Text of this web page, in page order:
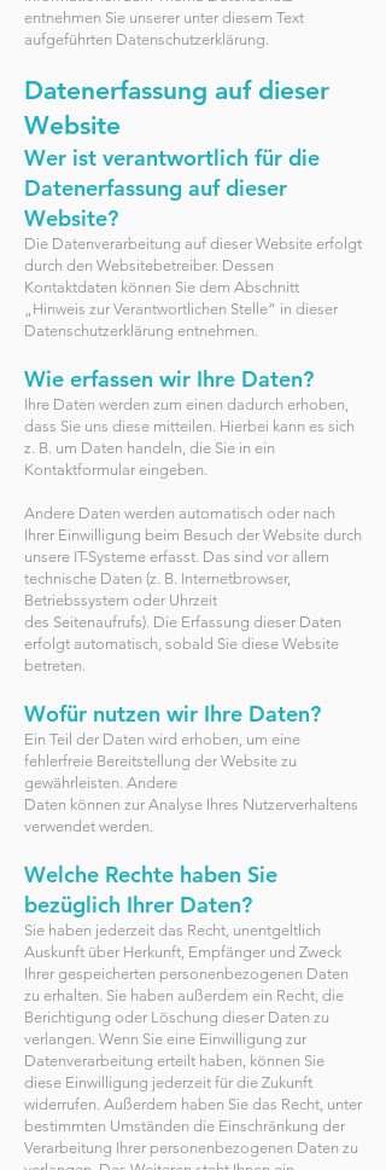
entnehmen Sie unserer unter diesem Text
aufgeführten Datenschutzerklärung.
Datenerfassung auf dieser
Website
Wer ist verantwortlich für die
Datenerfassung aufdieser
Website?
Die Datenverarbeitung auf dieser Website erfolgt
durch den Websitebetreiber. Dessen
Kontaktdaten können Sie dem Abschnitt
„Hinweis zur Verantwortlichen Stelle“ in dieser
Datenschutzerklärung entnehmen.
Wie erfassen wir Ihre Daten?
Ihre Daten werden zum einen dadurch erhoben,
dass Sie uns diese mitteilen. Hierbei kann es sich
z. B. um Daten handeln, die Sie in ein
Kontaktformular eingeben.
Andere Daten werden automatisch oder nach
Ihrer Einwilligung beim Besuch der Website durch
unsere IT-Systeme erfasst. Das sind vor allem
technische Daten (z. B. Internetbrowser,
Betriebssystem oder Uhrzeit
des Seitenaufrufs). Die Erfassung dieser Daten
erfolgt automatisch, sobald Sie diese Website
betreten.
Wofür nutzen wir Ihre Daten?
Ein Teil der Daten wird erhoben, um eine
fehlerfreie Bereitstellung der Website zu
gewährleisten. Andere
Daten können zur Analyse Ihres Nutzerverhaltens
verwendet werden.
Welche Rechte haben Sie
bezüglich Ihrer Daten?
Sie haben jederzeit das Recht, unentgeltlich
Auskunft über Herkunft, Empfänger und Zweck
Ihrer gespeicherten personenbezogenen Daten
zu erhalten. Sie haben außerdem ein Recht, die
Berichtigung oder Löschung dieser Daten zu
verlangen. Wenn Sie eine Einwilligung zur
Datenverarbeitung erteilt haben, können Sie
diese Einwilligung jederzeit für die Zukunft
widerrufen. Außerdem haben Sie das Recht, unter
bestimmten Umständen die Einschränkung der
Verarbeitung Ihrer personenbezogenen Daten zu